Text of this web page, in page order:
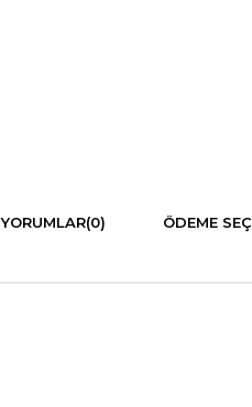
YORUMLAR(0) ÖDEME